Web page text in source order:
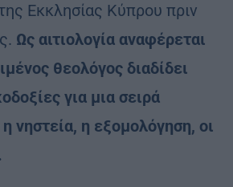
Εκκλησίας Κύπρου πριν
Ως αιτιολογία αναφέρεται
θεολόγος διαδίδει
για μια σειρά
νηστεία, η εξομολόγηση, οι